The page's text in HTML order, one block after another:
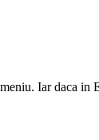
Iar daca in